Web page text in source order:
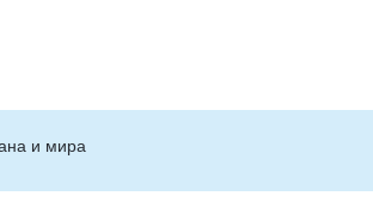
и мира